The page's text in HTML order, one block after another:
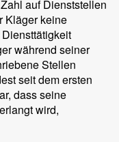
auf Dienststellen
Kläger keine
während seiner
Stellen
seit dem ersten
dass seine
wird,